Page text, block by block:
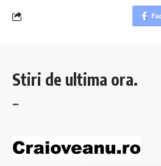
Stiri de ultima ora.
…